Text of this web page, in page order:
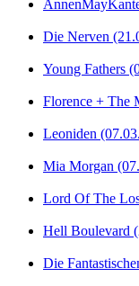
Die Nerven
Young Fathers
Florence + The
Leoniden
Mia Morgan
Lord Of The
Hell Boulevard
Die